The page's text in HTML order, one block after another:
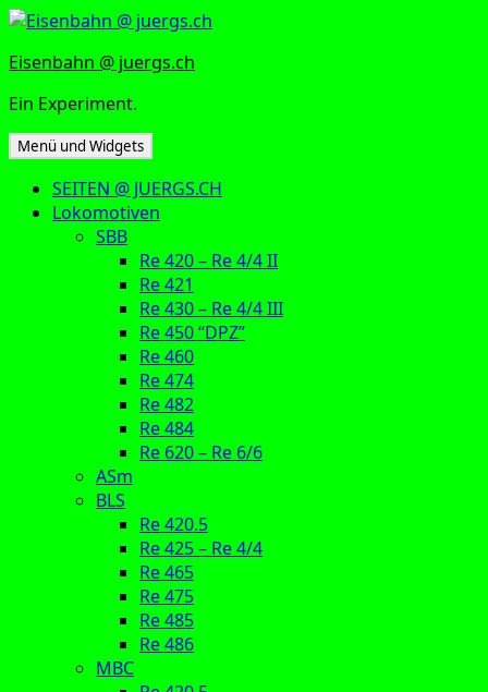
Zum
springen
Eisenbahn @ juergs.ch
Ein Experiment.
Menü und Widgets
SEITEN @ JUERGS.CH
Lokomotiven
SBB
Re 420 – Re 4/4 II
Re 421
Re 430 – Re 4/4 III
Re 450 “DPZ”
Re 460
Re 474
Re 482
Re 484
Re 620 – Re 6/6
ASm
BLS
Re 420.5
Re 425 – Re 4/4
Re 465
Re 475
Re 485
Re 486
MBC